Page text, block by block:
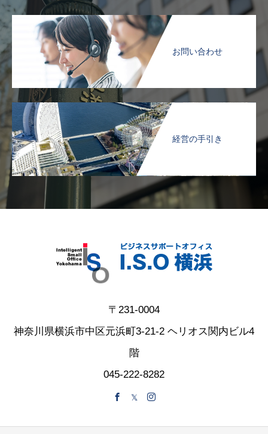
お問い合わせ
経営の手引き
〒231-0004
神奈川県横浜市中区元浜町3-21-2 ヘリオス関内ビル4
階
045-222-8282